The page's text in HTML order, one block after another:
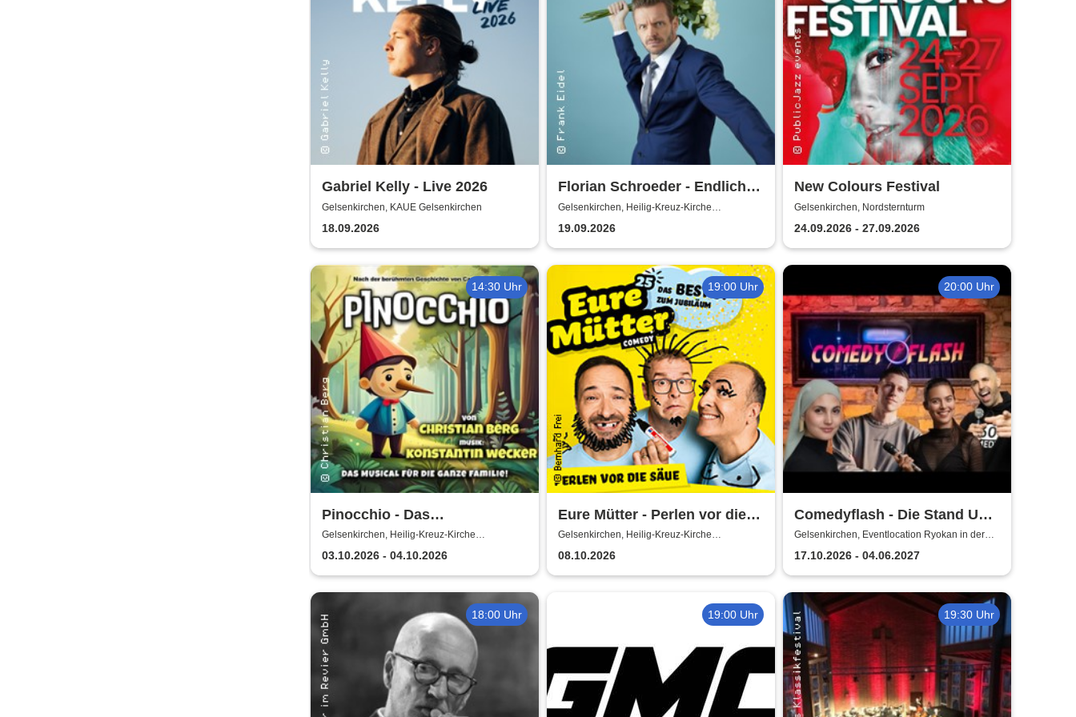
Gabriel Kelly - Live 2026
Gelsenkirchen, KAUE Gelsenkirchen
18.09.2026
Florian Schroeder - Endlich
glücklich
Gelsenkirchen, Heilig-Kreuz-Kirche
19.09.2026
New Colours Festival
Gelsenkirchen, Nordsternturm
24.09.2026 - 27.09.2026
14:30 Uhr
Pinocchio - Das
Kindermusical: Nach der
berühmten Geschichte von
Carlo Collodi
Gelsenkirchen, Heilig-Kreuz-Kirche
Gelsenkirchen
03.10.2026 - 04.10.2026
19:00 Uhr
Eure Mütter - Perlen vor die
Säue - Das Best Of zum
Jubiläum
Gelsenkirchen, Heilig-Kreuz-Kirche
Gelsenkirchen
08.10.2026
20:00 Uhr
Comedyflash - Die Stand Up
Comedy Show in
Gelsenkirchen
Gelsenkirchen, Eventlocation Ryokan in der
ZOOM Erlebniswelt
17.10.2026 - 04.06.2027
18:00 Uhr 19:00 Uhr 19:30 Uhr